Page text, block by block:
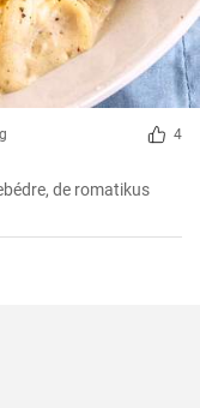
4
de romatikus